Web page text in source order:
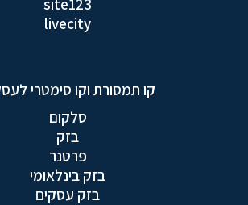
site123
livecity
קו תמסורת וקו סימטרי
סלקום
בזק
פרטנר
בזק בינלאומי
בזק עסקים